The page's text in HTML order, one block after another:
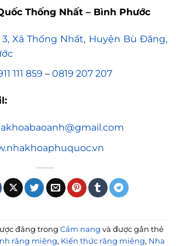
Thống Nhất – Bình Phước
Xã Thống Nhất, Huyện Bù Đăng,
111 859 – 0819 207 207
đăng trong Cẩm nang và được gắn thẻ
răng miệng, Kiến thức răng miệng, Nha